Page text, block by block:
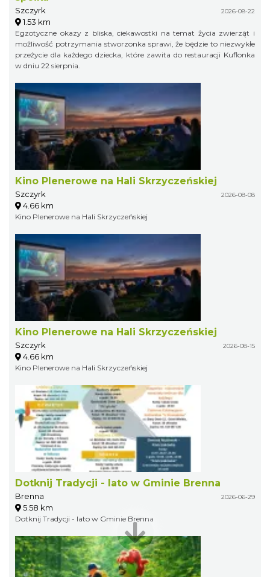
Szczyrk 2026-08-22
1.53 km
Egzotyczne okazy z bliska, ciekawostki na temat życia zwierząt i
możliwość potrzymania stworzonka sprawi, że będzie to niezwykłe
przeżycie dla każdego dziecka, które zawita do restauracji Kuflonka
w dniu 22 sierpnia.
Kino Plenerowe na Hali Skrzyczeńskiej
Szczyrk 2026-08-08
4.66 km
Kino Plenerowe na Hali Skrzyczeńskiej
Kino Plenerowe na Hali Skrzyczeńskiej
Szczyrk 2026-08-15
4.66 km
Kino Plenerowe na Hali Skrzyczeńskiej
Dotknij Tradycji - lato w Gminie Brenna
Brenna 2026-06-29
5.58 km
Dotknij Tradycji - lato w Gminie Brenna